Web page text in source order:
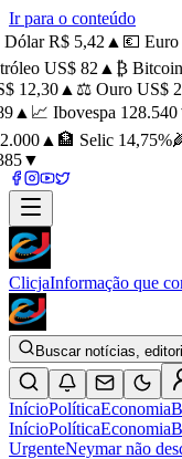
Ir para o conteúdo
R$ 5,42▲💶 Euro
US$ 82▲₿ Bitcoin
12,30▲⚖️ Ouro US$
▲📈 Ibovespa 128.540
▲🏦 Selic 14,75%
▼
ClicjaInformação que
Buscar notícias,
InícioPolíticaEconomia
InícioPolíticaEconomia
UrgenteNeymar não